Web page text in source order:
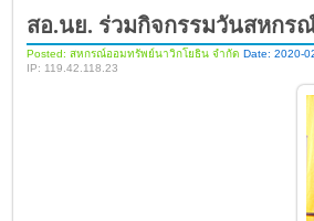
สอ.นย. ร่วมกิจกรรมวันสหก
Posted: สหกรณ์ออมทรัพย์นาวิกโยธิน จำกัด Date: 2020-
IP: 119.42.118.23